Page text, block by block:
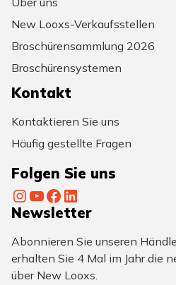
New Looxs-Verkaufsstellen
Broschürensammlung 2026
Broschürensystemen
Kontakt
Kontaktieren Sie uns
Häufig gestellte Fragen
Folgen Sie uns
InstagramYouTube Facebook LinkedIn
Newsletter
Abonnieren Sie unseren
erhalten Sie 4 Mal im Jahr die
über New Looxs.